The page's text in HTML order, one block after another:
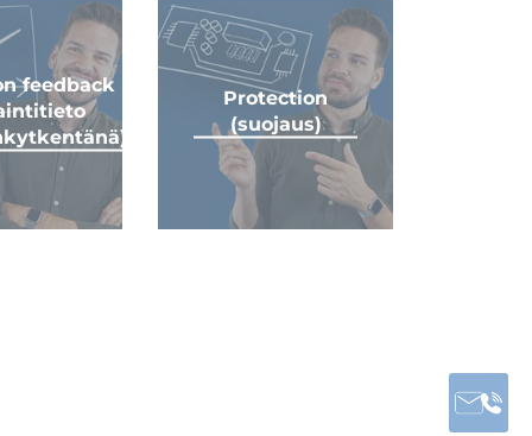
feedback
Protection
(suojaus)